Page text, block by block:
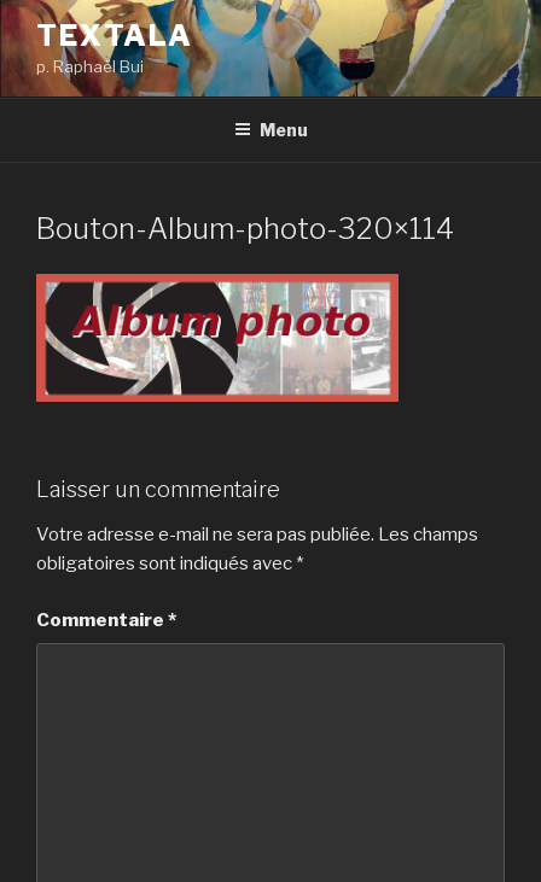
Aller
au
contenu
principal
TEXTALA
p. Raphaël Bui
Menu
Bouton-Album-photo-320×114
Laisser un commentaire
Votre adresse e-mail ne sera pas publiée. Les champs
obligatoires sont indiqués avec *
Commentaire *